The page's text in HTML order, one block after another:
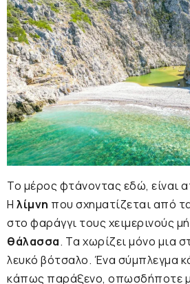
Το μέρος φτάνοντας εδώ, είναι
Η λίμνη που σχηματίζεται από
στο φαράγγι τους χειμερινούς
θάλασσα. Tα χωρίζει μόνο μια
λευκό βότσαλο. Ένα σύμπλεγμα
κάπως παράξενο, οπωσδήποτε